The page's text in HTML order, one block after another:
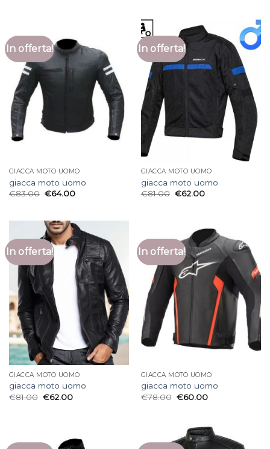
In offerta!
GIACCA MOTO UOMO
giacca moto uomo
€83.00 €64.00
In offerta!
GIACCA MOTO UOMO
giacca moto uomo
€81.00 €62.00
In offerta!
GIACCA MOTO UOMO
giacca moto uomo
€81.00 €62.00
In offerta!
GIACCA MOTO UOMO
giacca moto uomo
€78.00 €60.00